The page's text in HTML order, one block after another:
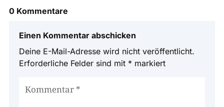
0 Kommentare
Einen Kommentar abschicken
Deine E-Mail-Adresse wird nicht veröffentlicht.
Erforderliche Felder sind mit * markiert